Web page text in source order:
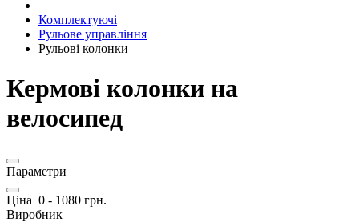
Комплектуючі
Рульове управління
Рульові колонки
Кермові колонки на
велосипед
Параметри
Ціна 0 - 1080 грн.
Виробник